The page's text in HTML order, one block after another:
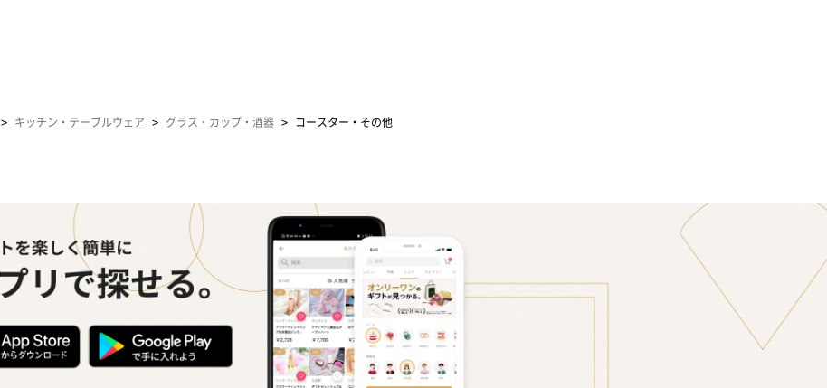
> キッチン・テーブルウェア > グラス・カップ・酒器 > コースター・その他